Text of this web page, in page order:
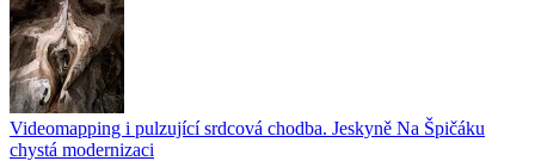
Videomapping i pulzující srdcová chodba. Jeskyně Na Špičáku
chystá modernizaci